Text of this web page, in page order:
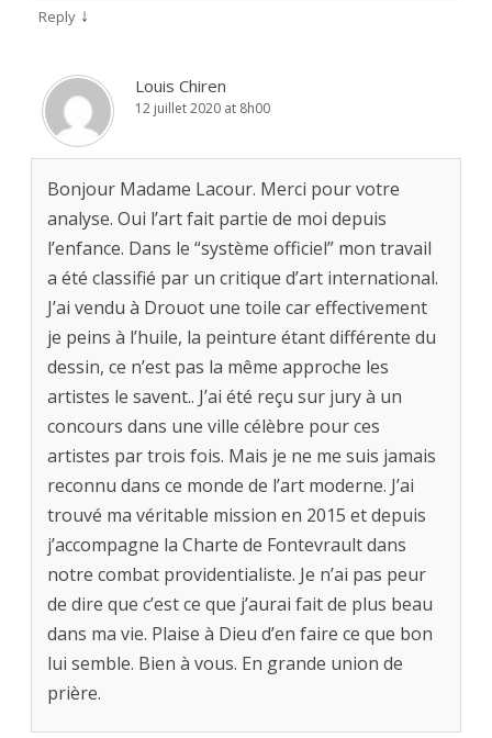
Reply ↓
Louis Chiren
12 juillet 2020 at 8h00
Bonjour Madame Lacour. Merci pour votre
analyse. Oui l’art fait partie de moi depuis
l’enfance. Dans le “système officiel” mon travail
a été classifié par un critique d’art international.
J’ai vendu à Drouot une toile car effectivement
je peins à l’huile, la peinture étant différente du
dessin, ce n’est pas la même approche les
artistes le savent.. J’ai été reçu sur jury à un
concours dans une ville célèbre pour ces
artistes par trois fois. Mais je ne me suis jamais
reconnu dans ce monde de l’art moderne. J’ai
trouvé ma véritable mission en 2015 et depuis
j’accompagne la Charte de Fontevrault dans
notre combat providentialiste. Je n’ai pas peur
de dire que c’est ce que j’aurai fait de plus beau
dans ma vie. Plaise à Dieu d’en faire ce que bon
lui semble. Bien à vous. En grande union de
prière.